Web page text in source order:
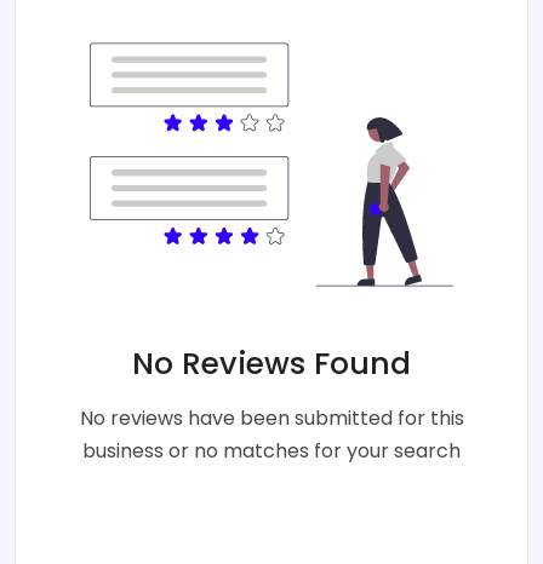
No Reviews Found
No reviews have been submitted for this
business or no matches for your search